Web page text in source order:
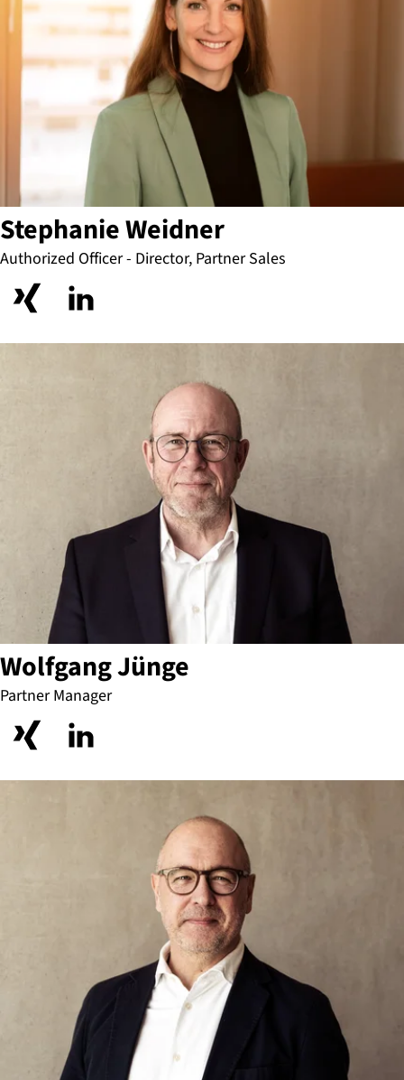
Stephanie Weidner
Authorized Officer - Director, Partner Sales
Wolfgang Jünge
Partner Manager